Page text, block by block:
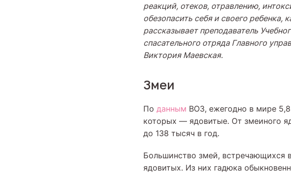
реакций, отеков, отравлению,
обезопасить себя и своего ребенка,
рассказывает преподаватель
спасательного отряда Главного
Виктория Маевская.
Змеи
По данным ВОЗ, ежегодно в мире
которых — ядовитые. От змеиного
до 138 тысяч в год.
Большинство змей, встречающихся
ядовитых. Из них гадюка